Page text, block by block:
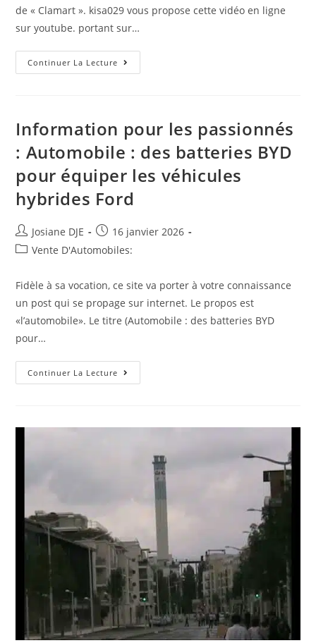
de « Clamart ». kisa029 vous propose cette vidéo en ligne
sur youtube. portant sur…
Continuer La Lecture (Clamart):
Sunny
Information pour les passionnés
: Automobile : des batteries BYD
pour équiper les véhicules
hybrides Ford
Auteur/autrice
de
Josiane DJE
Post
published:
16 janvier 2026
PostVente D'Automobiles:
Fidèle à sa vocation, ce site va porter à votre connaissance
un post qui se propage sur internet. Le propos est
«l’automobile». Le titre (Automobile : des batteries BYD
pour…
Continuer La Lecture Information
Pour
:
Équiper
Véhicules
Hybrides